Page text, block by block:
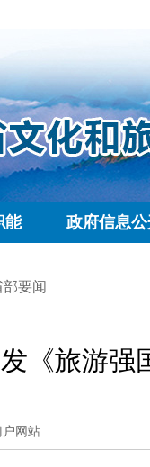
能 政府信息
部要闻
《旅游强
网站